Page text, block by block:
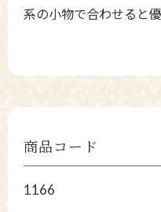
系の小物で合わせると
商品コード
1166